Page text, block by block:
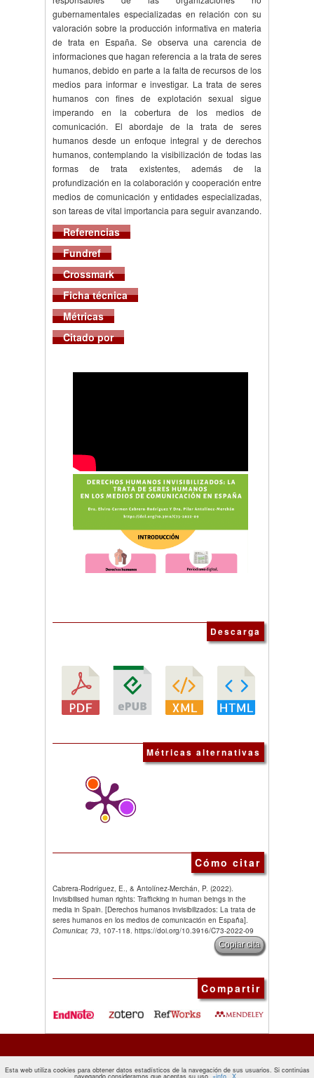
gubernamentales especializadas en relación con su
valoración sobre la producción informativa en materia
de trata en España. Se observa una carencia de
informaciones que hagan referencia a la trata de seres
humanos, debido en parte a la falta de recursos de los
medios para informar e investigar. La trata de seres
humanos con fines de explotación sexual sigue
imperando en la cobertura de los medios de
comunicación. El abordaje de la trata de seres
humanos desde un enfoque integral y de derechos
humanos, contemplando la visibilización de todas las
formas de trata existentes, además de la
profundización en la colaboración y cooperación entre
medios de comunicación y entidades especializadas,
son tareas de vital importancia para seguir avanzando.
Referencias
Fundref
Crossmark
Ficha técnica
Métricas
Citado por
Descarga
Métricas alternativas
Cómo citar
Cabrera-Rodríguez, E., & Antolínez-Merchán, P. (2022).
Invisibilised human rights: Trafficking in human beings in the
media in Spain. [Derechos humanos invisibilizados: La trata de
seres humanos en los medios de comunicación en España].
Comunicar, 73 , 107-118. https://doi.org/10.3916/C73-2022-09
Copiar cita
Compartir
Esta web utiliza cookies para obtener datos estadísticos de la navegación de sus usuarios. Si continúas